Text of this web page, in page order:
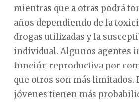
mientras que a otras podrá
años dependiendo de la
drogas utilizadas y la
individual. Algunos agentes
función reproductiva por
que otros son más limitados.
jóvenes tienen más